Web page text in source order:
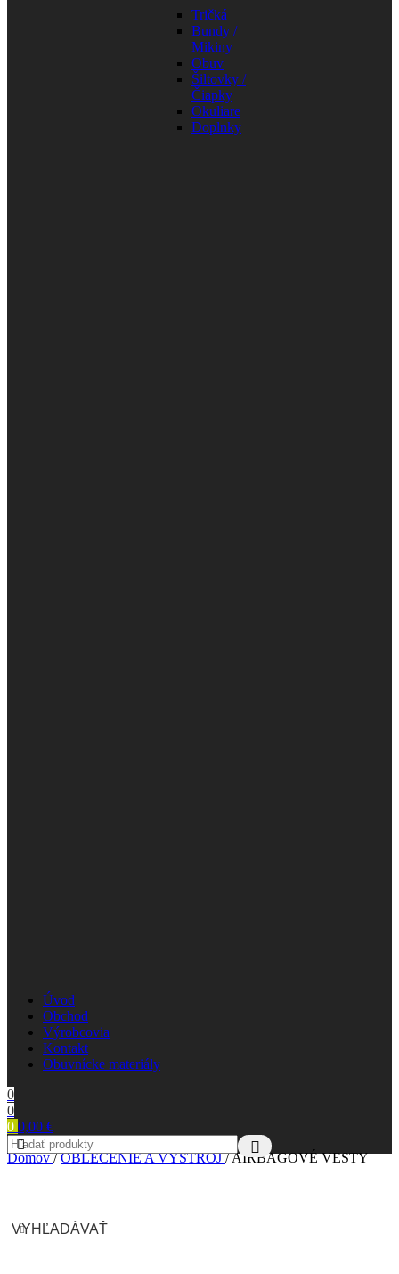
Tričká
Bundy /
Mikiny
Obuv
Šiltovky /
Čiapky
Okuliare
Doplnky
Úvod
Obchod
Výrobcovia
Kontakt
Obuvnícke materiály
0
0
0 0,00 €
Domov/ OBLEČENIE A VÝSTROJ/AIRBAGOVÉ VESTY
VYHĽADÁVAŤ